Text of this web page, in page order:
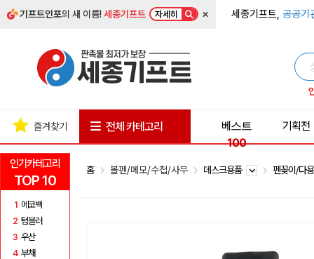
기프트인포의 새 이름!세종기프트 자세히 × 세종기프트, 공공기
인기카테고리
TOP 10
1 에코백
2 텀블러
3 우산
4 부채
즐겨찾기 전체 카테고리
베스트
100
기획전
홈 볼펜/메모/수첩/사무 데스크용품 펜꽂이/다